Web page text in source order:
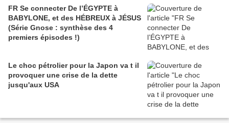
FR Se connecter De l’ÉGYPTE à
BABYLONE, et des HÉBREUX à JÉSUS
(Série Gnose : synthèse des 4
premiers épisodes !)
Le choc pétrolier pour la Japon va t il
provoquer une crise de la dette
jusqu'aux USA